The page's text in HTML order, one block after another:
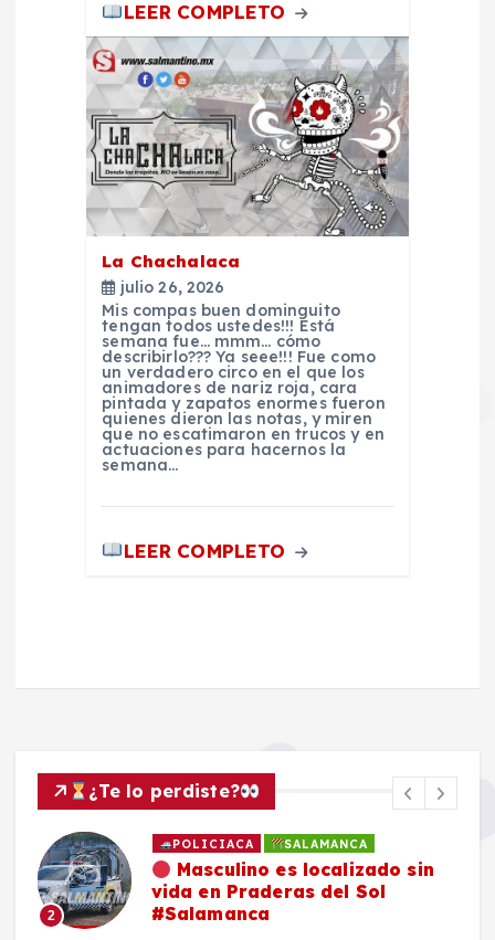
LEER COMPLETO
La Chachalaca
julio 26, 2026
Mis compas buen dominguito
tengan todos ustedes!!! Está
semana fue… mmm… cómo
describirlo??? Ya seee!!! Fue como
un verdadero circo en el que los
animadores de nariz roja, cara
pintada y zapatos enormes fueron
quienes dieron las notas, y miren
que no escatimaron en trucos y en
actuaciones para hacernos la
semana…
LEER COMPLETO
¿Te lo perdiste?
2
POLICIACA SALAMANCA
Masculino es localizado sin
vida en Praderas del Sol
#Salamanca